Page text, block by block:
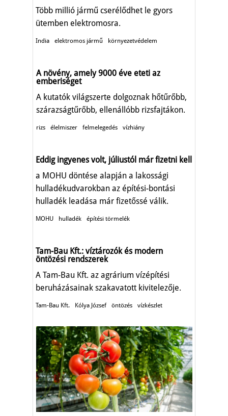
Több millió jármű cserélődhet le gyors
ütemben elektromosra.
India elektromos jármű környezetvédelem
A növény, amely 9000 éve eteti az
emberiséget
A kutatók világszerte dolgoznak hőtűrőbb,
szárazságtűrőbb, ellenállóbb rizsfajtákon.
rizs élelmiszer felmelegedés vízhiány
Eddig ingyenes volt, júliustól már fizetni kell
a MOHU döntése alapján a lakossági
hulladékudvarokban az építési-bontási
hulladék leadása már fizetőssé válik.
MOHU hulladék építési törmelék
Tam-Bau Kft.: víztározók és modern
öntözési rendszerek
A Tam-Bau Kft. az agrárium vízépítési
beruházásainak szakavatott kivitelezője.
Tam-Bau Kft. Kólya József öntözés vízkészlet